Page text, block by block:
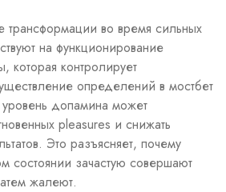
трансформации во время сильных
на функционирование
которая контролирует
определений в мостбет
допамина может
pleasures и снижать
Это разъясняет, почему
состоянии зачастую совершают
жалеют.